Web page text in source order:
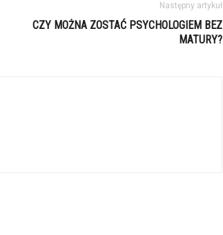
Następny artykuł
CZY MOŻNA ZOSTAĆ PSYCHOLOGIEM BEZ
MATURY?